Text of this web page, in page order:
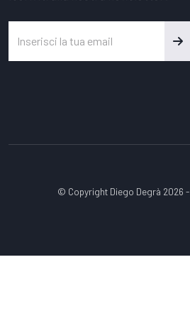
© Copyright Diego Degrà 2026 -